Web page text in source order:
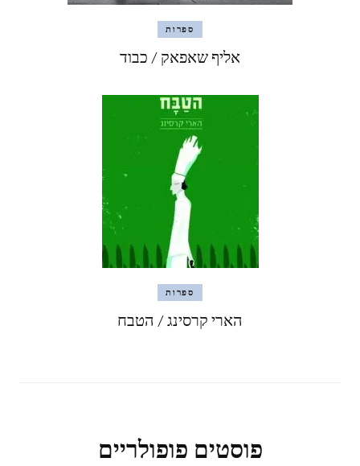
ספרות
אליף שאפאק / כבוד
ספרות
הארי קרסינג / הטבח
פוסטים פופולריים